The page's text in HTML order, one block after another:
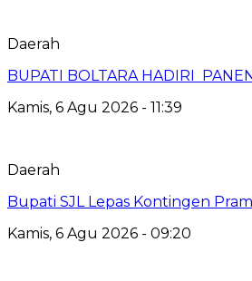
Daerah
BUPATI BOLTARA HADIRI
Kamis, 6 Agu 2026 - 11:39
Daerah
Bupati SJL Lepas Kontingen
Kamis, 6 Agu 2026 - 09:20